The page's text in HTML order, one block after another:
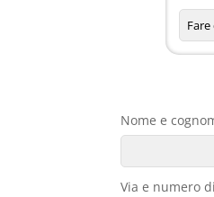
Nome e
Via e numero